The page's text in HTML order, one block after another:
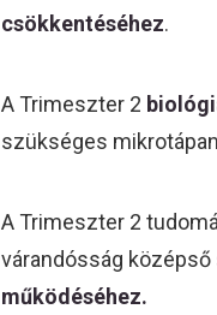
csökkentéséhez.
A Trimeszter 2
szükséges
A Trimeszter 2
várandósság középső
működéséhez.